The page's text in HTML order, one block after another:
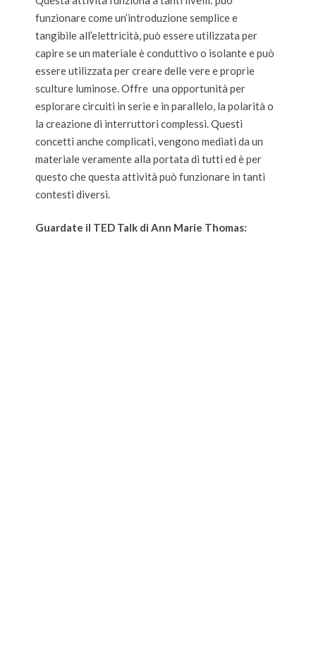
funzionare come un’introduzione semplice e
tangibile all’elettricità, può essere utilizzata per
capire se un materiale è conduttivo o isolante e può
essere utilizzata per creare delle vere e proprie
sculture luminose. Offre una opportunità per
esplorare circuiti in serie e in parallelo, la polarità o
la creazione di interruttori complessi. Questi
concetti anche complicati, vengono mediati da un
materiale veramente alla portata di tutti ed è per
questo che questa attività può funzionare in tanti
contesti diversi.
Guardate il TED Talk di Ann Marie Thomas: